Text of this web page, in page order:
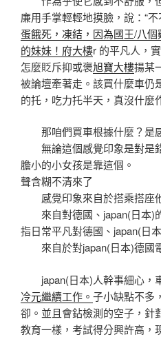
廉用手掌輕輕地摸臉，說：“
蛋餓死，凍結，因為國王/八
的妹妹！府大樓r 的平凡人，
怎麼貶斥抑或褒旭寶大樓揚某
被論壇牽著走。該買什麼車仍
的托，吃力托半天，真沒什麼
那咱們買車根據什麼？是
無論這個感覺印象是對是
膽小的小女孩是靠這個。
聲含糊不清來了
感覺印象來自於搭乘搭座
來自對德國、japan(日本)
指日常平凡對德國、japan(日
來自於對japan(日本)德國
japan(日本)人幹事細心，
冷元繼續工作。 子小缺點不多
卻。並且會鉆檢測的空子，針
教育一樣，考試得分興許高，